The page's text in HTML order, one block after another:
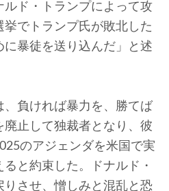
ルド・トランプによって攻
でトランプ氏が敗北した
暴徒を送り込んだ」と述
負ければ暴力を、勝てば
止して独裁者となり、彼
のアジェンダを米国で実
と約束した。ドナルド・
りさせ、憎しみと混乱と恐